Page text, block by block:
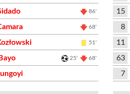
86'
68'
51'
25' 68'
15
8
11
63
7